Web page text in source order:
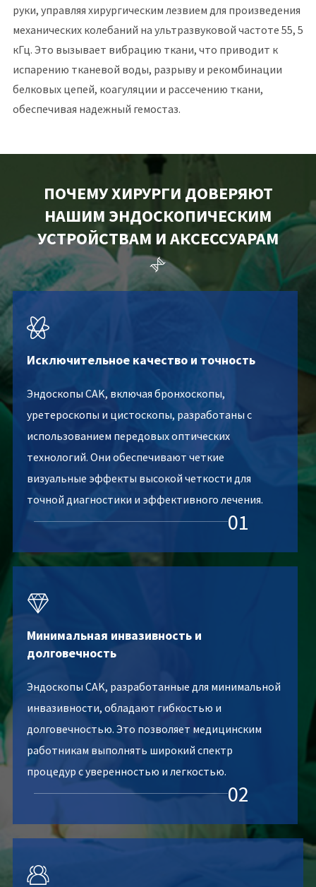
руки, управляя хирургическим лезвием для произведения
механических колебаний на ультразвуковой частоте 55, 5
кГц. Это вызывает вибрацию ткани, что приводит к
испарению тканевой воды, разрыву и рекомбинации
белковых цепей, коагуляции и рассечению ткани,
обеспечивая надежный гемостаз.
ПОЧЕМУ ХИРУРГИ ДОВЕРЯЮТ
НАШИМ ЭНДОСКОПИЧЕСКИМ
УСТРОЙСТВАМ И АКСЕССУАРАМ


Исключительное качество и точность
Эндоскопы CAK, включая бронхоскопы,
уретероскопы и цистоскопы, разработаны с
использованием передовых оптических
технологий. Они обеспечивают четкие
визуальные эффекты высокой четкости для
точной диагностики и эффективного лечения.
01

Минимальная инвазивность и
долговечность
Эндоскопы CAK, разработанные для минимальной
инвазивности, обладают гибкостью и
долговечностью. Это позволяет медицинским
работникам выполнять широкий спектр
процедур с уверенностью и легкостью.
02
